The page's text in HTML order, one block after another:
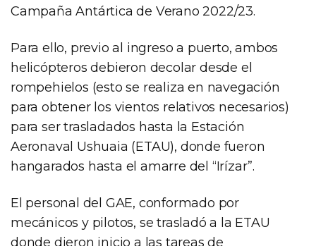
Campaña Antártica de Verano 2022/23.
Para ello, previo al ingreso a puerto, ambos
helicópteros debieron decolar desde el
rompehielos (esto se realiza en navegación
para obtener los vientos relativos necesarios)
para ser trasladados hasta la Estación
Aeronaval Ushuaia (ETAU), donde fueron
hangarados hasta el amarre del “Irízar”.
El personal del GAE, conformado por
mecánicos y pilotos, se trasladó a la ETAU
donde dieron inicio a las tareas de